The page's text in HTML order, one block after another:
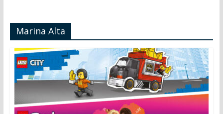
Marina Alta